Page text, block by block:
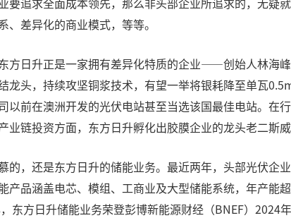
、差异化的商业模式，等等。
方日升正是一家拥有差异化特质的企业——创始人林海
龙头，持续攻坚铜浆技术，有望一举将银耗降至单瓦
以前在澳洲开发的光伏电站甚至当选该国最佳电站。
业链投资方面，东方日升孵化出胶膜企业的龙头老二斯
的，还是东方日升的储能业务。最近两年，头部光伏
产品涵盖电芯、模组、工商业及大型储能系统，年产
东方日升储能业务荣登彭博新能源财经（BNEF）